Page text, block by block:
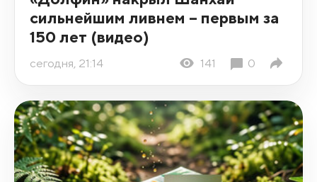
сильнейшим ливнем – первым за
150 лет (видео)
сегодня, 21:14 141 0